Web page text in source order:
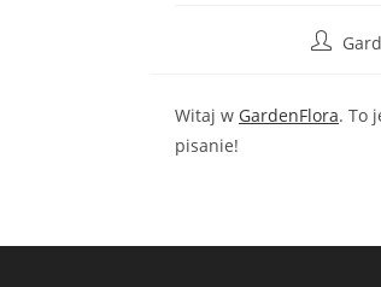
Post
Witaj w GardenFlora. To
pisanie!